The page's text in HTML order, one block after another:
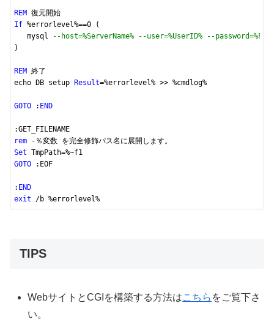
REM
If %errorlevel%==0 (
   mysql
--host=%ServerName% --user=%UserID% --
)
REM 終了
echo DB setup
Result=%errorlevel% >> %cmdlog%
GOTO : END
rem
Set
GOTO :EOF
: END
exit /b %errorlevel%
TIPS
WebサイトとCGIを構築する方法はこちら をご覧下さ
い。